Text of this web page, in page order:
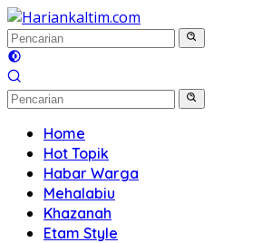
Langsung
ke
konten
Home
Hot Topik
Habar Warga
Mehalabiu
Khazanah
Etam Style